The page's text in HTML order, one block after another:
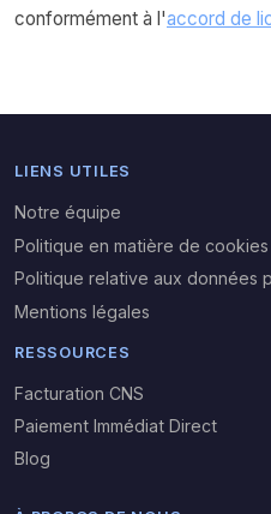
conformément à l'accord de
LIENS UTILES
Notre équipe
Politique en matière de cookies
Politique relative aux données
Mentions légales
RESSOURCES
Facturation CNS
Paiement Immédiat Direct
Blog